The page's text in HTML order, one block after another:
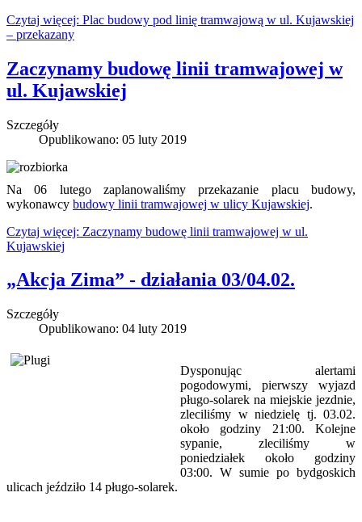
Czytaj więcej: Plac budowy pod linię tramwajową w ul. Kujawskiej
– przekazany
Zaczynamy budowę linii tramwajowej w
ul. Kujawskiej
Szczegóły
Opublikowano: 05 luty 2019
Na 06 lutego zaplanowaliśmy przekazanie placu budowy,
wykonawcy budowy linii tramwajowej w ulicy Kujawskiej.
Czytaj więcej: Zaczynamy budowę linii tramwajowej w ul.
Kujawskiej
„Akcja Zima” - działania 03/04.02.
Szczegóły
Opublikowano: 04 luty 2019
Dysponując alertami
pogodowymi, pierwszy wyjazd
pługo-solarek na miejskie jezdnie,
zleciliśmy w niedzielę tj. 03.02.
około godziny 21:00. Kolejne
sypanie, zleciliśmy w
poniedziałek około godziny
03:00. W sumie po bydgoskich
ulicach jeździło 14 pługo-solarek.